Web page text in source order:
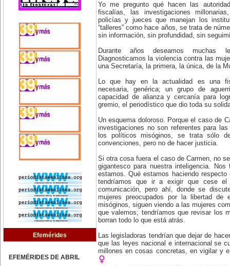
Efemérides
EFEMÉRIDES DE ABRIL
Yo me pregunto qué hacen las
fiscalías, las investigaciones
policías y jueces que manejan los
“talleres” como hace años, se trata de
sin información, sin profundidad, sin
Durante años deseamos muchas
Diagnosticamos la violencia contra las
una Secretaría, la primera, la única, de la
Lo que hay en la actualidad es una
necesaria, genérica; un grupo de
capacidad de alianza y cercanía para
gremio, el periodístico que dio toda su
Un esquema doloroso. Porque el caso de
investigaciones no son referentes para
los políticos misóginos, se trata sólo
convenciones, pero no de hacer justicia.
Si otra cosa fuera el caso de Carmen, no
gigantesco para nuestra inteligencia.
estamos. Qué estamos haciendo
tendríamos que ir a exigir que cese
comunicación, pero ahí, donde se
mujeres preocupados por la libertad de
misóginos, siguen viendo a las mujeres
que valemos; tendríamos que revisar los
borran todo lo que está atrás.
Las legisladoras tendrían que dejar de
que las leyes nacional e internacional se
millones en cosas concretas, en vigilar y